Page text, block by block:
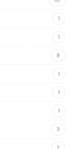
1
1
8
1
1
1
3